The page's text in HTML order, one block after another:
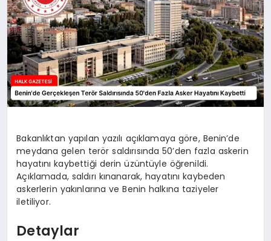
Bakanlıktan yapılan yazılı açıklamaya göre, Benin’de
meydana gelen terör saldırısında 50’den fazla askerin
hayatını kaybettiği derin üzüntüyle öğrenildi.
Açıklamada, saldırı kınanarak, hayatını kaybeden
askerlerin yakınlarına ve Benin halkına taziyeler
iletiliyor.
Detaylar